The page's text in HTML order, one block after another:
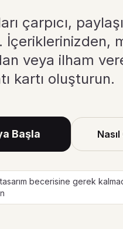
çarpıcı,
İçeriklerinizden,
veya ilham
kartı oluşturun.
Başla Nasıl
becerisine gerek